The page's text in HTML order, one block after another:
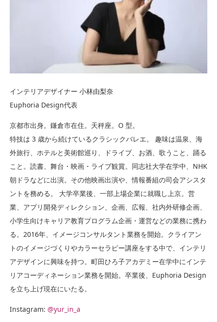
インテリアデザイナー 小林由梨奈
Euphoria Design代表
京都市出身。鎌倉市在住。天秤座。O 型。
特技は 3 歳から続けているクラシックバレエ。 趣味は温泉、海
外旅行、ホテルと美術館巡り、ドライブ、お酒、歌うこと、踊る
こと。読書、舞台・映画・ライブ観賞。同志社大学在学中、NHK
朝ドラなどに出演。その他映画出演や、情報番組の司会アシスタ
ントを務める。 大学卒業後、一部上場企業に就職し上京。営
業、アプリ開発ディレクション、企画、広報、社内外研修企画、
小学生向けキャリア教育プログラム企画・運営などの業務に携わ
る。2016年、イメージコンサルタント業務を開始。クライアン
トのイメージづくりやカラーセラピー講座をする中で、インテリ
アデザインに興味を持つ。町田ひろ子アカデミー在学中にインテ
リアコーディネーション業務を開始。卒業後、Euphoria Design
を立ち上げ現在にいたる。
Instagram: @yur_in_a